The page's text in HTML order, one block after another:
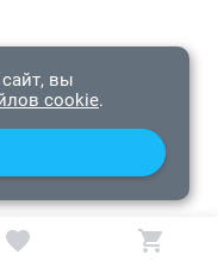
защищены.
вы
cookie.